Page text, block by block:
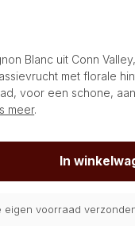
Blanc uit Conn
met florale
voor een schone,
meer.
In
eigen voorraad